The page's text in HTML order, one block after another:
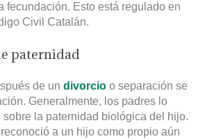
fecundación. Esto está regulado en
Civil Catalán.
paternidad
de un divorcio o separación se
Generalmente, los padres lo
la paternidad biológica del hijo.
a un hijo como propio aún